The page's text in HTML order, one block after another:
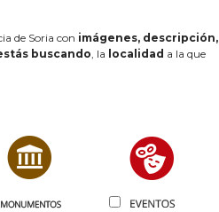
de Soria con imágenes, descripción,
buscando, la localidad a la que